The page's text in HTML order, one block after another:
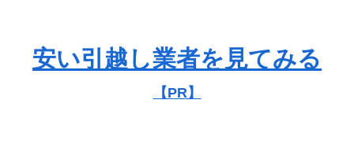
安い引越し業者を見てみる
【PR】